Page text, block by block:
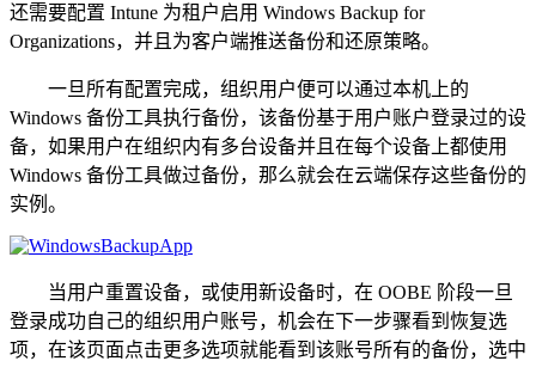
还需要配置 Intune 为租户启用 Windows Backup for
Organizations，并且为客户端推送备份和还原策略。
一旦所有配置完成，组织用户便可以通过本机上的
Windows 备份工具执行备份，该备份基于用户账户登录过的设
备，如果用户在组织内有多台设备并且在每个设备上都使用
Windows 备份工具做过备份，那么就会在云端保存这些备份的
实例。
当用户重置设备，或使用新设备时，在 OOBE 阶段一旦
登录成功自己的组织用户账号，机会在下一步骤看到恢复选
项，在该页面点击更多选项就能看到该账号所有的备份，选中